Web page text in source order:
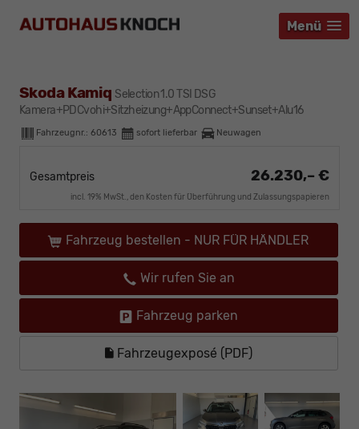
Menü
Menü
Menü
Skoda Kamiq Selection 1.0 TSI DSG
Kamera+PDCvohi+Sitzheizung+AppConnect+Sunset+Alu16
Fahrzeugnr.: 60613 sofort lieferbar Neuwagen
Gesamtpreis 26.230,– €
incl. 19% MwSt., den Kosten für Überführung und Zulassungspapieren
Fahrzeug bestellen - NUR FÜR HÄNDLER
Wir rufen Sie an
Fahrzeug parken
Fahrzeugexposé (PDF)